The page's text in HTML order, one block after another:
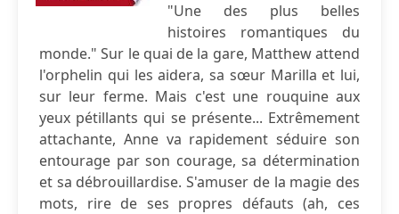
"Une des plus belles
histoires romantiques du
monde." Sur le quai de la gare, Matthew attend
l'orphelin qui les aidera, sa sœur Marilla et lui,
sur leur ferme. Mais c'est une rouquine aux
yeux pétillants qui se présente... Extrêmement
attachante, Anne va rapidement séduire son
entourage par son courage, sa détermination
et sa débrouillardise. S'amuser de la magie des
mots, rire de ses propres défauts (ah, ces